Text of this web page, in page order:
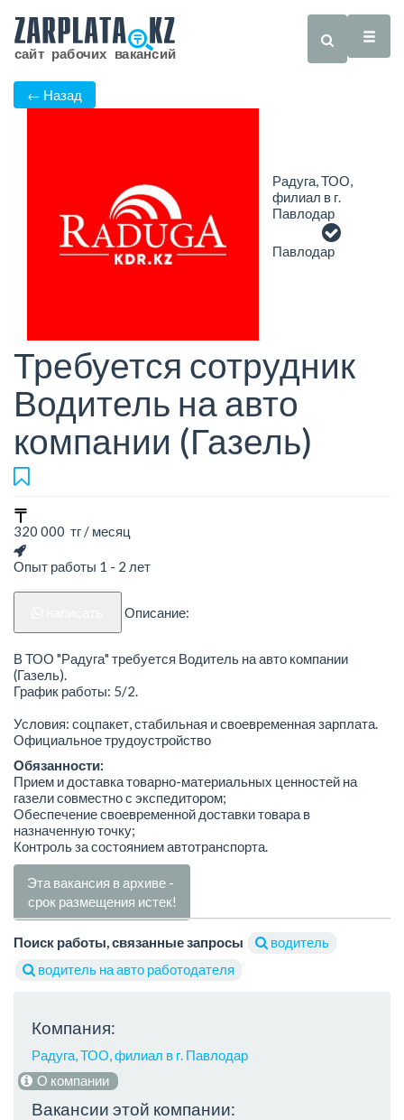
← Назад
Радуга, ТОО,
филиал в г.
Павлодар
Павлодар
Требуется сотрудник
Водитель на авто
компании (Газель)
320 000 тг / месяц
Опыт работы 1 - 2 лет
Описание:
В ТОО "Радуга" требуется Водитель на авто компании
(Газель).
График работы: 5/2.
Условия: соцпакет, стабильная и своевременная зарплата.
Официальное трудоустройство
Обязанности:
Прием и доставка товарно-материальных ценностей на
газели совместно с экспедитором;
Обеспечение своевременной доставки товара в
назначенную точку;
Контроль за состоянием автотранспорта.
Эта вакансия в архиве -
срок размещения истек!
Поиск работы, связанные запросы
водитель
водитель на авто работодателя
Компания:
Радуга, ТОО, филиал в г. Павлодар
О компании
Вакансии этой компании: